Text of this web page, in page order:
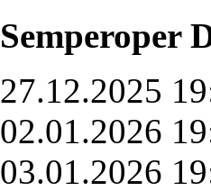
Semperoper
27.12.2025
02.01.2026
03.01.2026